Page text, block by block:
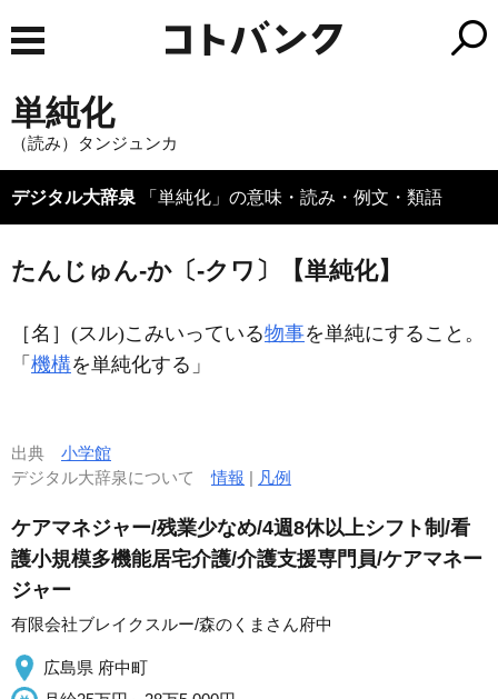
単純化
（読み）タンジュンカ
デジタル大辞泉 「単純化」の意味・読み・例文・類語
たんじゅん‐か〔‐クワ〕【単純化】
［名］ (スル)こみいっている物事を単純にすること。
「 機構を単純化する」
出典 小学館
デジタル大辞泉について情報 | 凡例
ケアマネジャー/残業少なめ/4週8休以上シフト制/看
護小規模多機能居宅介護/介護支援専門員/ケアマネー
ジャー
有限会社ブレイクスルー/森のくまさん府中
広島県 府中町